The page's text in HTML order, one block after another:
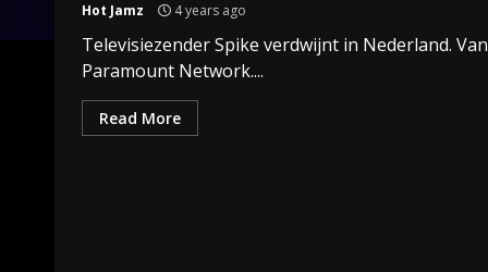
Hot Jamz 4 years ago
Televisiezender Spike verdwijnt in Nederland.
Paramount Network....
Read More